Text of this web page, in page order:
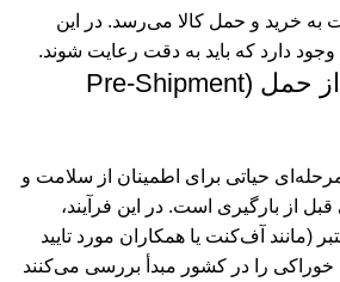
به خرید و حمل کالا می‌رسد. در این
وجود دارد که باید به دقت رعایت شوند.
۱. بازرسی پیش از حمل (Pre-Shipment
حیاتی برای اطمینان از سلامت و
قبل از بارگیری است. در این فرآیند،
آف‌کنت یا همکاران مورد تایید
را در کشور مبدأ بررسی می‌کنند